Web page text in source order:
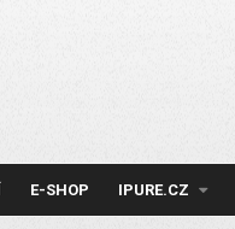
E-SHOP IPURE.CZ